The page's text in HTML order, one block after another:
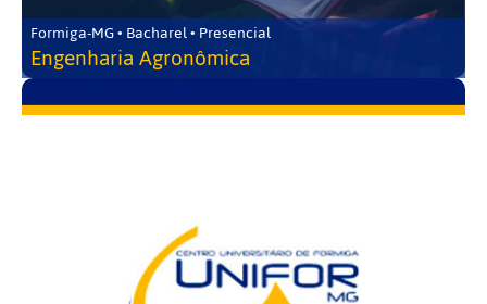
Formiga-MG • Bacharel • Presencial
Engenharia Agronômica